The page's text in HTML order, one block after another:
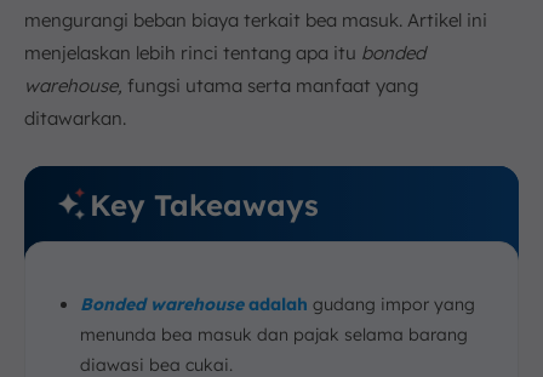
mengurangi beban biaya terkait bea masuk. Artikel ini
menjelaskan lebih rinci tentang apa itu bonded
warehouse, fungsi utama serta manfaat yang
ditawarkan.
Key Takeaways
Bonded warehouseadalah gudang impor yang
menunda bea masuk dan pajak selama barang
diawasi bea cukai.